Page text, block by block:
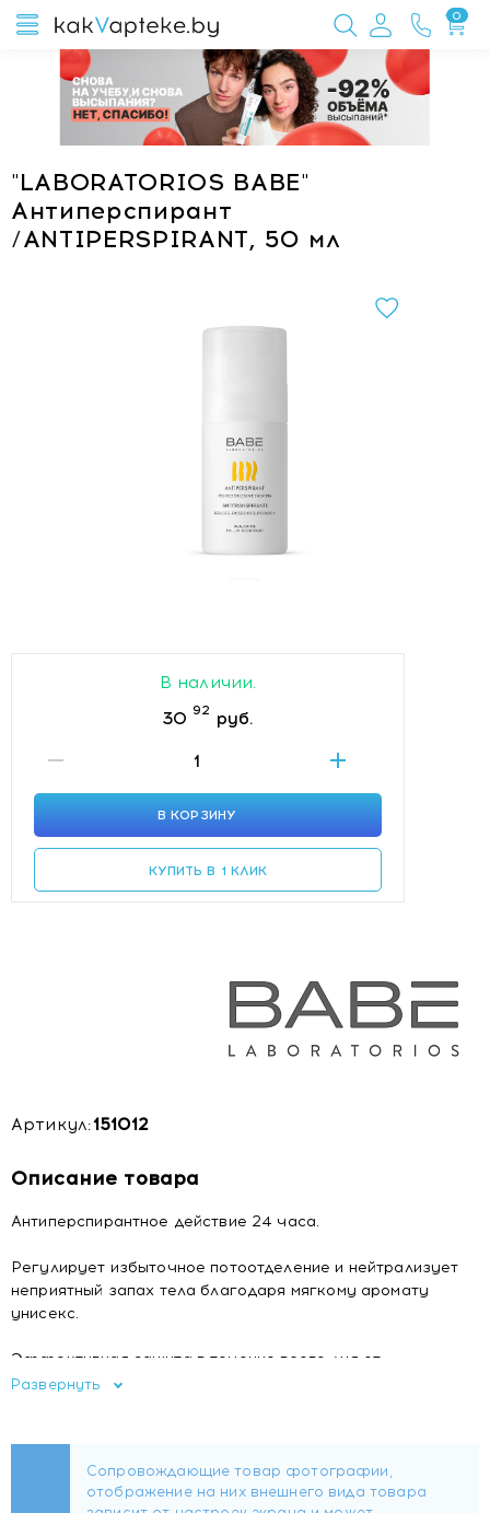
0
"LABORATORIOS BABE"
Антиперспирант
/ANTIPERSPIRANT, 50 мл
В наличии.
30 92 руб.
В КОРЗИНУ
КУПИТЬ В 1 КЛИК
Артикул:151012
Описание товара
Антиперспирантное действие 24 часа.
Регулирует избыточное потоотделение и нейтрализует
неприятный запах тела благодаря мягкому аромату
унисекс.
Эффективная защита в течение всего дня от
чрезмерного потоотделения и запаха тела.
пятен на одежде.
Развернуть